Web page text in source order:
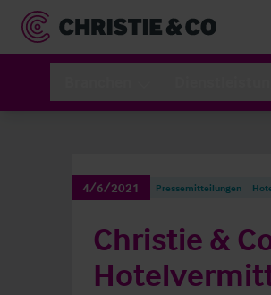
4/6/2021 Pressemitteilungen
Christie &